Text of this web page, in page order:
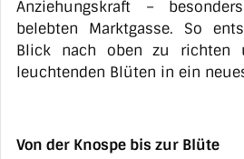
Anziehungskraft –
belebten Marktgasse. So
Blick nach oben zu richten
leuchtenden Blüten in ein
Von der Knospe bis zur Blüte